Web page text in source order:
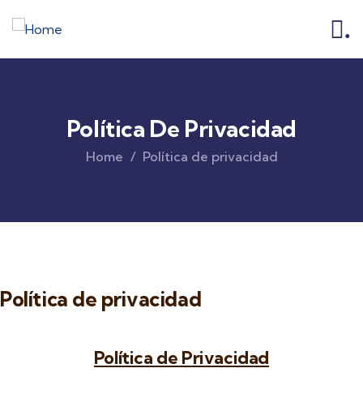
.
Política De Privacidad
Home Política de privacidad
Política de privacidad
Política de Privacidad